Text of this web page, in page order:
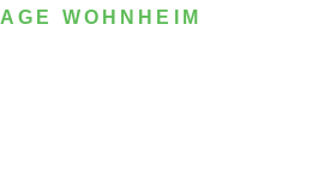
WOHNHEIM